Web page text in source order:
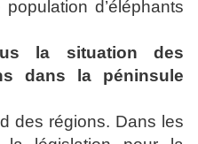
d’éléphants
la situation des
dans la péninsule
des régions. Dans les